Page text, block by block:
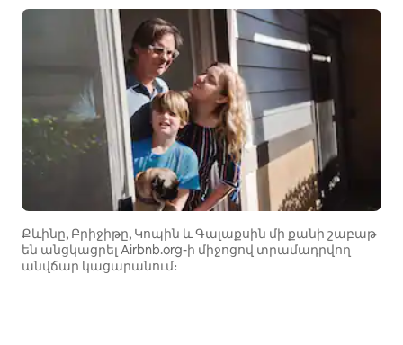
Քևինը, Բրիջիթը, Կոպին և Գալաքսին մի քանի շաբաթ
են անցկացրել Airbnb.org-ի միջոցով տրամադրվող
անվճար կացարանում։